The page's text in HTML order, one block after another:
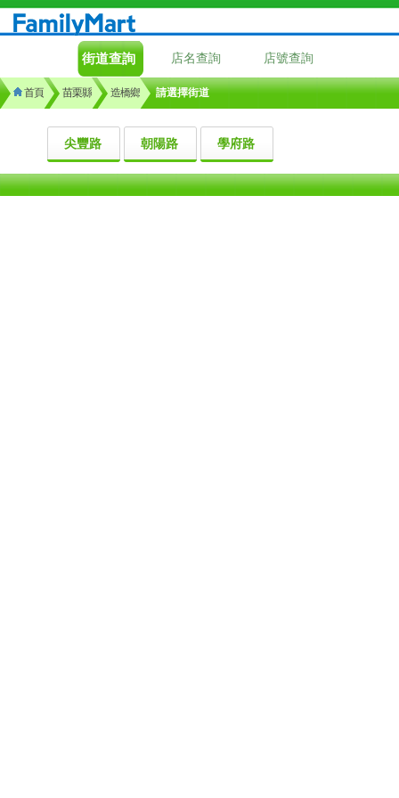
街道查詢 店名查詢 店號查詢
首頁 苗栗縣 造橋鄉 請選擇街道
尖豐路 朝陽路 學府路